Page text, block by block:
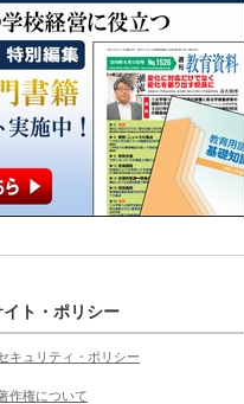
イト・ポリシー
キュリティ・ポリシー
作権について